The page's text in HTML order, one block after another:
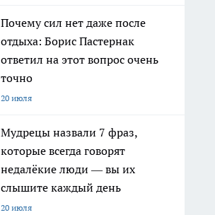
Почему сил нет даже после
отдыха: Борис Пастернак
ответил на этот вопрос очень
точно
20 июля
Мудрецы назвали 7 фраз,
которые всегда говорят
недалёкие люди — вы их
слышите каждый день
20 июля